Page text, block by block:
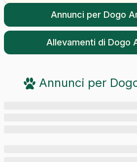
Annunci per Dogo
Allevamenti di Dogo
Annunci per